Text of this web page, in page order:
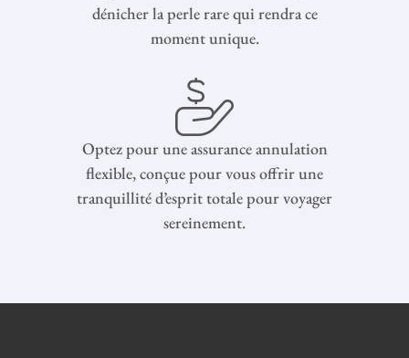
dénicher la perle rare qui rendra ce
moment unique.
Optez pour une assurance annulation
flexible, conçue pour vous offrir une
tranquillité d’esprit totale pour voyager
sereinement.